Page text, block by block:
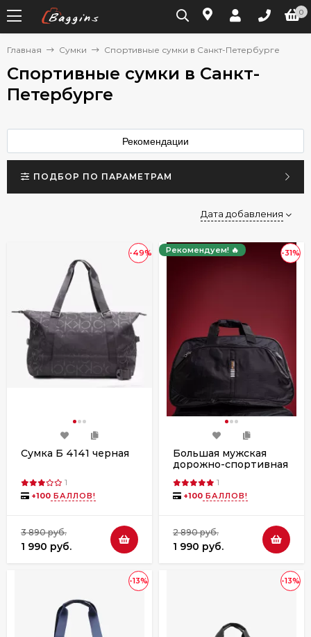
0
Главная Сумки Спортивные сумки в Санкт-Петербурге
Спортивные сумки в Санкт-
Петербурге
Рекомендации
ПОДБОР ПО ПАРАМЕТРАМ
Дата добавления
-49%
Сумка Б 4141 черная
1
+100 БАЛЛОВ!
3 890 руб.
1 990 руб.
-31%
Рекомендуем! 🔥
Большая мужская
дорожно-спортивная
чёрная
1
+100 БАЛЛОВ!
2 890 руб.
1 990 руб.
-13% -13%